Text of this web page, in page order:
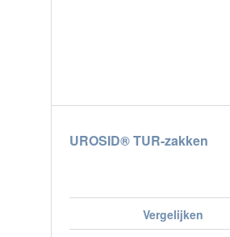
UROSID® TUR-zakken
Vergelijken